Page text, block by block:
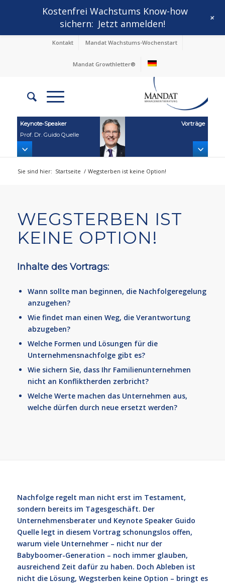
Kontakt Mandat Wachstums-Wochenstart
Mandat Growthletter®
Keynote‑Speaker
Prof. Dr. Guido Quelle
Vorträge
Sie sind hier: Startseite / Wegsterben ist keine Option!
WEGSTERBEN IST
KEINE OPTION!
Inhalte des Vortrags:
Wann sollte man beginnen, die Nachfolgeregelung
anzugehen?
Wie findet man einen Weg, die Verantwortung
abzugeben?
Welche Formen und Lösungen für die
Unternehmensnachfolge gibt es?
Wie sichern Sie, dass Ihr Familienunternehmen
nicht an Konfliktherden zerbricht?
Welche Werte machen das Unternehmen aus,
welche dürfen durch neue ersetzt werden?
Nachfolge regelt man nicht erst im Testament,
sondern bereits im Tagesgeschäft. Der
Unternehmensberater und Keynote Speaker Guido
Quelle legt in diesem Vortrag schonungslos offen,
warum viele Unternehmer – nicht nur der
Babyboomer-Generation – noch immer glauben,
ausreichend Zeit dafür zu haben. Doch Ableben ist
nicht die Lösung, Wegsterben keine Option – bringt es
Kostenfrei Wachstums Know-how
sichern: Jetzt anmelden! +